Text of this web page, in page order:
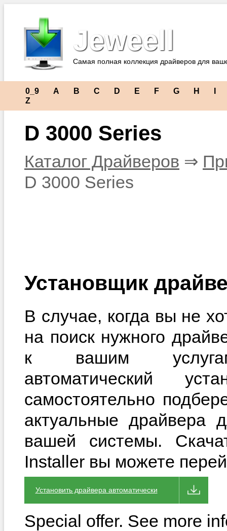
Jeweell
Самая полная коллекция драйверов для
0_9 A B C D E F G H
Z
D 3000 Series
Каталог Драйверов ⇒
D 3000 Series
Установщик
В случае, когда вы не
на поиск нужного
к вашим
автоматический
самостоятельно
актуальные драйвера
вашей системы.
Installer вы можете
Установить драйвера автоматически
Special offer. See more